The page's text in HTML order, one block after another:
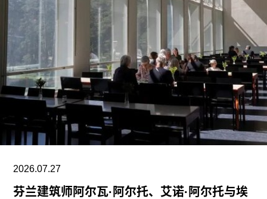
访时表示：“芝加哥艺术学院高度重视每一位员工，
我们也非常感谢保洁团队每天付出的重要工作。我
们决定将保洁服务转为外包模式，是为了更好地支
持博物馆的日常运营；同时，我们优先选择了承诺
向现有保洁员工提供就业机会的合作伙伴。”
代表馆内工会的谈判单位AFSCME 31已正式提出
申诉，认为馆方在最终决定将保洁部门外包之前，
未按合同规定提前通知工会，因此违反了劳资协
为。
2026.07.27
芬兰建筑师阿尔瓦·阿尔托、艾诺·阿尔托与埃